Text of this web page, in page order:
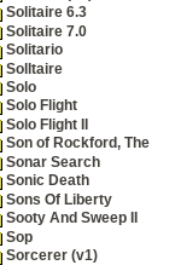
Solitaire 6.3
Solitaire 7.0
Solitario
Solltaire
Solo
Solo Flight
Solo Flight II
Son of Rockford, The
Sonar Search
Sonic Death
Sons Of Liberty
Sooty And Sweep II
Sop
Sorcerer (v1)